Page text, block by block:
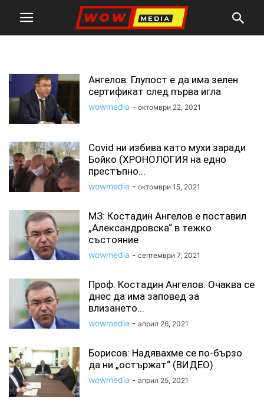
Ангелов: Глупост е да има зелен
сертификат след първа игла
wowmedia - октомври 22, 2021
Covid ни избива като мухи заради
Бойко (ХРОНОЛОГИЯ на едно
престъпно...
wowmedia - октомври 15, 2021
МЗ: Костадин Ангелов е поставил
„Александровска“ в тежко
състояние
wowmedia - септември 7, 2021
Проф. Костадин Ангелов: Очаква се
днес да има заповед за
влизането...
wowmedia - април 26, 2021
Борисов: Надявахме се по-бързо
да ни „остържат“ (ВИДЕО)
wowmedia - април 25, 2021